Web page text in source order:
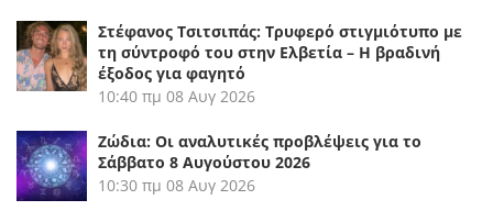
Στέφανος Τσιτσιπάς: Τρυφερό στιγμιότυπο με
τη σύντροφό του στην Ελβετία – Η βραδινή
έξοδος για φαγητό
10:40 πμ 08 Αυγ 2026
Ζώδια: Οι αναλυτικές προβλέψεις για το
Σάββατο 8 Αυγούστου 2026
10:30 πμ 08 Αυγ 2026